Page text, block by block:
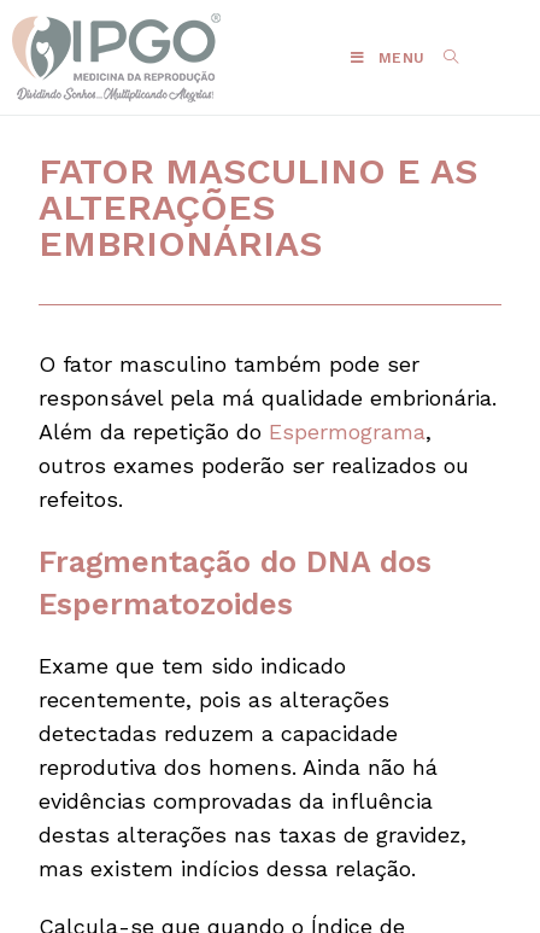
MENU
FATOR MASCULINO E AS
ALTERAÇÕES
EMBRIONÁRIAS
O fator masculino também pode ser
responsável pela má qualidade embrionária.
Além da repetição do Espermograma,
outros exames poderão ser realizados ou
refeitos.
Fragmentação do DNA dos
Espermatozoides
Exame que tem sido indicado
recentemente, pois as alterações
detectadas reduzem a capacidade
reprodutiva dos homens. Ainda não há
evidências comprovadas da influência
destas alterações nas taxas de gravidez,
mas existem indícios dessa relação.
Calcula-se que quando o Índice de